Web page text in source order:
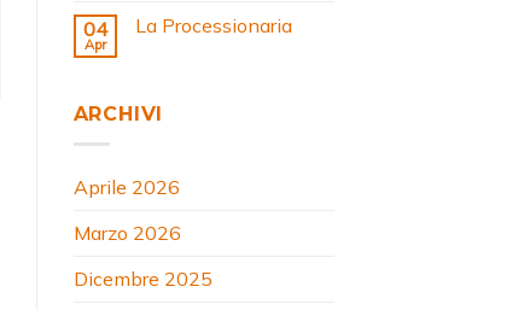
04
Apr
La Processionaria
ARCHIVI
Aprile 2026
Marzo 2026
Dicembre 2025